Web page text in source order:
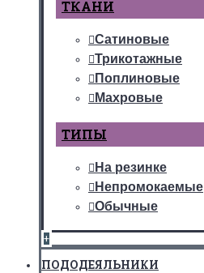
ТКАНИ
Сатиновые
Трикотажные
Поплиновые
Махровые
ТИПЫ
На резинке
Непромокаемые
Обычные
+
ПОДОДЕЯЛЬНИКИ